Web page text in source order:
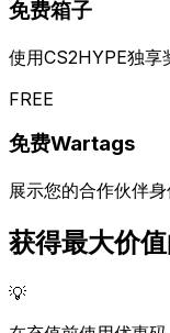
免费箱子
使用CS2HYPE独享
FREE
免费Wartags
展示您的合作伙伴身
获得最大价
💡